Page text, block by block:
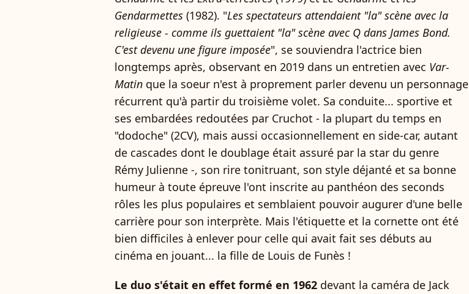
Gendarmettes (1982). "Les spectateurs attendaient "la" scène avec la
religieuse - comme ils guettaient "la" scène avec Q dans James Bond.
C'est devenu une figure imposée", se souviendra l'actrice bien
longtemps après, observant en 2019 dans un entretien avec Var-
Matin que la soeur n'est à proprement parler devenu un personnage
récurrent qu'à partir du troisième volet. Sa conduite... sportive et
ses embardées redoutées par Cruchot - la plupart du temps en
"dodoche" (2CV), mais aussi occasionnellement en side-car, autant
de cascades dont le doublage était assuré par la star du genre
Rémy Julienne -, son rire tonitruant, son style déjanté et sa bonne
humeur à toute épreuve l'ont inscrite au panthéon des seconds
rôles les plus populaires et semblaient pouvoir augurer d'une belle
carrière pour son interprète. Mais l'étiquette et la cornette ont été
bien difficiles à enlever pour celle qui avait fait ses débuts au
cinéma en jouant... la fille de Louis de Funès !
Le duo s'était en effet formé en 1962 devant la caméra de Jack